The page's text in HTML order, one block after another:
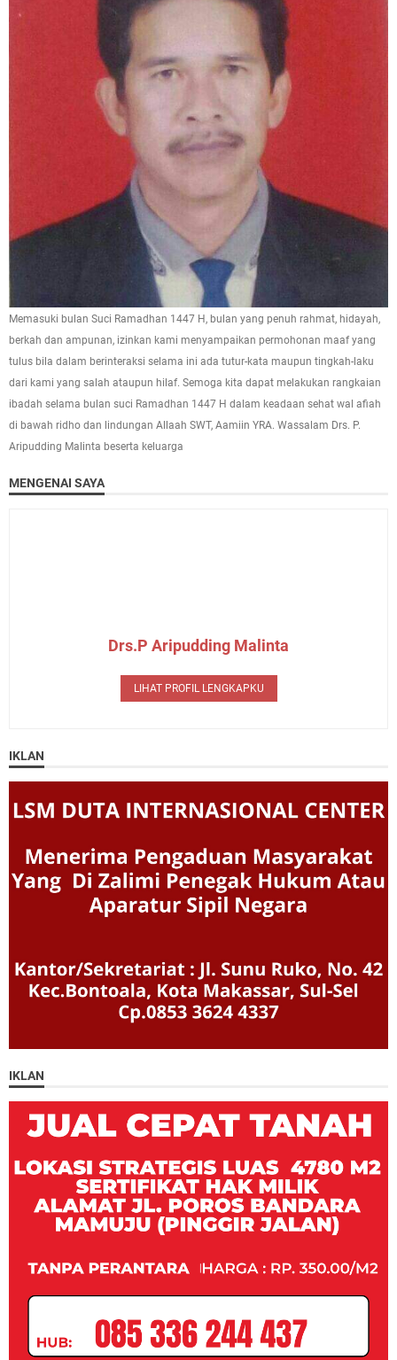
Memasuki bulan Suci Ramadhan 1447 H, bulan yang penuh rahmat, hidayah,
berkah dan ampunan, izinkan kami menyampaikan permohonan maaf yang
tulus bila dalam berinteraksi selama ini ada tutur-kata maupun tingkah-laku
dari kami yang salah ataupun hilaf. Semoga kita dapat melakukan rangkaian
ibadah selama bulan suci Ramadhan 1447 H dalam keadaan sehat wal afiah
di bawah ridho dan lindungan Allaah SWT, Aamiin YRA. Wassalam Drs. P.
Aripudding Malinta beserta keluarga
MENGENAI SAYA
Drs.P Aripudding Malinta
LIHAT PROFIL LENGKAPKU
IKLAN
IKLAN